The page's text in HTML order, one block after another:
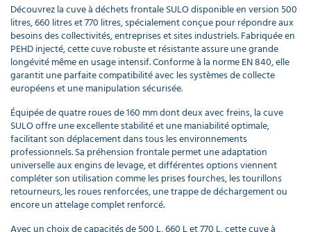
Découvrez la cuve à déchets frontale SULO disponible en version 500
litres, 660 litres et 770 litres, spécialement conçue pour répondre aux
besoins des collectivités, entreprises et sites industriels. Fabriquée en
PEHD injecté, cette cuve robuste et résistante assure une grande
longévité même en usage intensif. Conforme à la norme EN 840, elle
garantit une parfaite compatibilité avec les systèmes de collecte
européens et une manipulation sécurisée.
Équipée de quatre roues de 160 mm dont deux avec freins, la cuve
SULO offre une excellente stabilité et une maniabilité optimale,
facilitant son déplacement dans tous les environnements
professionnels. Sa préhension frontale permet une adaptation
universelle aux engins de levage, et différentes options viennent
compléter son utilisation comme les prises fourches, les tourillons
retourneurs, les roues renforcées, une trappe de déchargement ou
encore un attelage complet renforcé.